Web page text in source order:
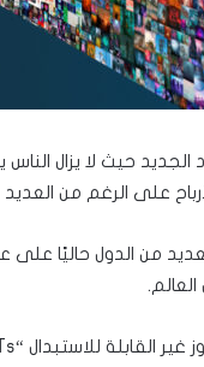
الجديد حيث لا يزال
على الرغم من
من الدول حاليًا على